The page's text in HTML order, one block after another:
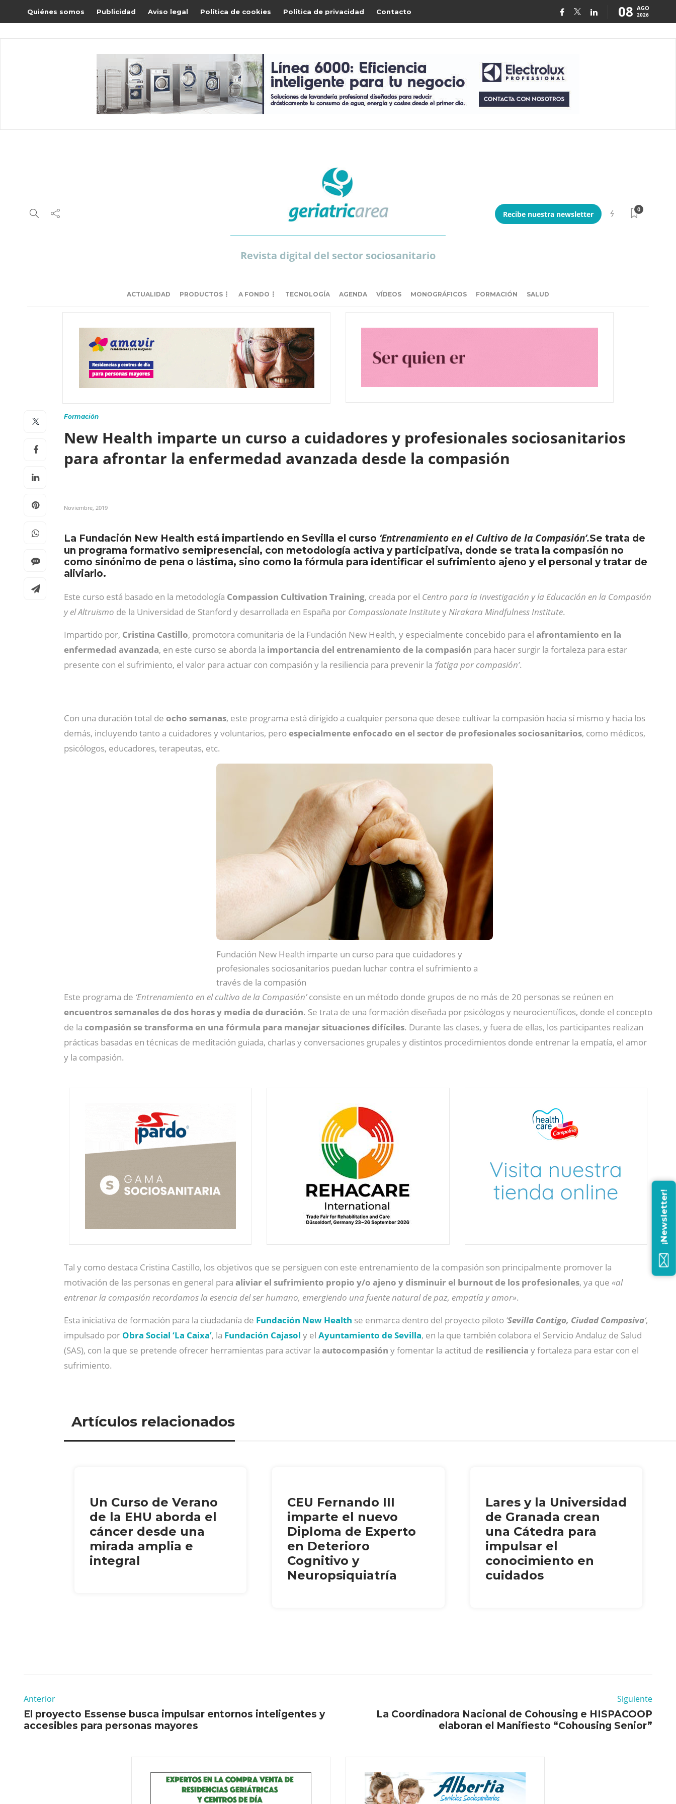
Quiénes somos Publicidad Aviso legal Política de cookies Política de privacidad Contacto 08 AGO
2026
Revista digital del sector sociosanitario
Recibe nuestra newsletter
0
ACTUALIDAD PRODUCTOS A FONDO TECNOLOGÍA AGENDA VÍDEOS MONOGRÁFICOS FORMACIÓN SALUD
Formación
New Health imparte un curso a cuidadores y profesionales sociosanitarios
para afrontar la enfermedad avanzada desde la compasión
Noviembre, 2019
La Fundación New Health está impartiendo en Sevilla el curso ‘Entrenamiento en el Cultivo de la Compasión’.Se trata de
un programa formativo semipresencial, con metodología activa y participativa, donde se trata la compasión no
como sinónimo de pena o lástima, sino como la fórmula para identificar el sufrimiento ajeno y el personal y tratar de
aliviarlo.
Este curso está basado en la metodología Compassion Cultivation Training, creada por el Centro para la Investigación y la Educación en la Compasión
y el Altruismo de la Universidad de Stanford y desarrollada en España por Compassionate Institutey Nirakara Mindfulness Institute.
Impartido por, Cristina Castillo, promotora comunitaria de la Fundación New Health, y especialmente concebido para el afrontamiento en la
enfermedad avanzada, en este curso se aborda la importancia del entrenamiento de la compasión para hacer surgir la fortaleza para estar
presente con el sufrimiento, el valor para actuar con compasión y la resiliencia para prevenir la ‘fatiga por compasión’.
Con una duración total de ocho semanas, este programa está dirigido a cualquier persona que desee cultivar la compasión hacia sí mismo y hacia los
demás, incluyendo tanto a cuidadores y voluntarios, peroespecialmente enfocado en el sector de profesionales sociosanitarios, como médicos,
psicólogos, educadores, terapeutas, etc.
Fundación New Health imparte un curso para que cuidadores y
profesionales sociosanitarios puedan luchar contra el sufrimiento a
través de la compasión
Este programa de ‘Entrenamiento en el cultivo de la Compasión’consiste en un método donde grupos de no más de 20 personas se reúnen en
encuentros semanales de dos horas y media de duración. Se trata de una formación diseñada por psicólogos y neurocientíficos, donde el concepto
de la compasión se transforma en una fórmula para manejar situaciones difíciles. Durante las clases, y fuera de ellas, los participantes realizan
prácticas basadas en técnicas de meditación guiada, charlas y conversaciones grupales y distintos procedimientos donde entrenar la empatía, el amor
y la compasión.
Tal y como destaca Cristina Castillo, los objetivos que se persiguen con este entrenamiento de la compasión son principalmente promover la
motivación de las personas en general para aliviar el sufrimiento propio y/o ajeno y disminuir el burnout de los profesionales, ya que «al
entrenar la compasión recordamos la esencia del ser humano, emergiendo una fuente natural de paz, empatía y amor».
Esta iniciativa de formación para la ciudadanía de Fundación New Health se enmarca dentro del proyecto piloto ‘Sevilla Contigo, Ciudad Compasiva‘,
impulsado por Obra Social ‘La Caixa’, la Fundación Cajasol y el Ayuntamiento de Sevilla, en la que también colabora el Servicio Andaluz de Salud
(SAS), con la que se pretende ofrecer herramientas para activar la autocompasión y fomentar la actitud de resiliencia y fortaleza para estar con el
sufrimiento.
Artículos relacionados
Un Curso de Verano
de la EHU aborda el
cáncer desde una
mirada amplia e
integral
CEU Fernando III
imparte el nuevo
Diploma de Experto
en Deterioro
Cognitivo y
Neuropsiquiatría
Lares y la Universidad
de Granada crean
una Cátedra para
impulsar el
conocimiento en
cuidados
Anterior
El proyecto Essense busca impulsar entornos inteligentes y
accesibles para personas mayores
Siguiente
La Coordinadora Nacional de Cohousing e HISPACOOP
elaboran el Manifiesto “Cohousing Senior”
¡Newsletter!